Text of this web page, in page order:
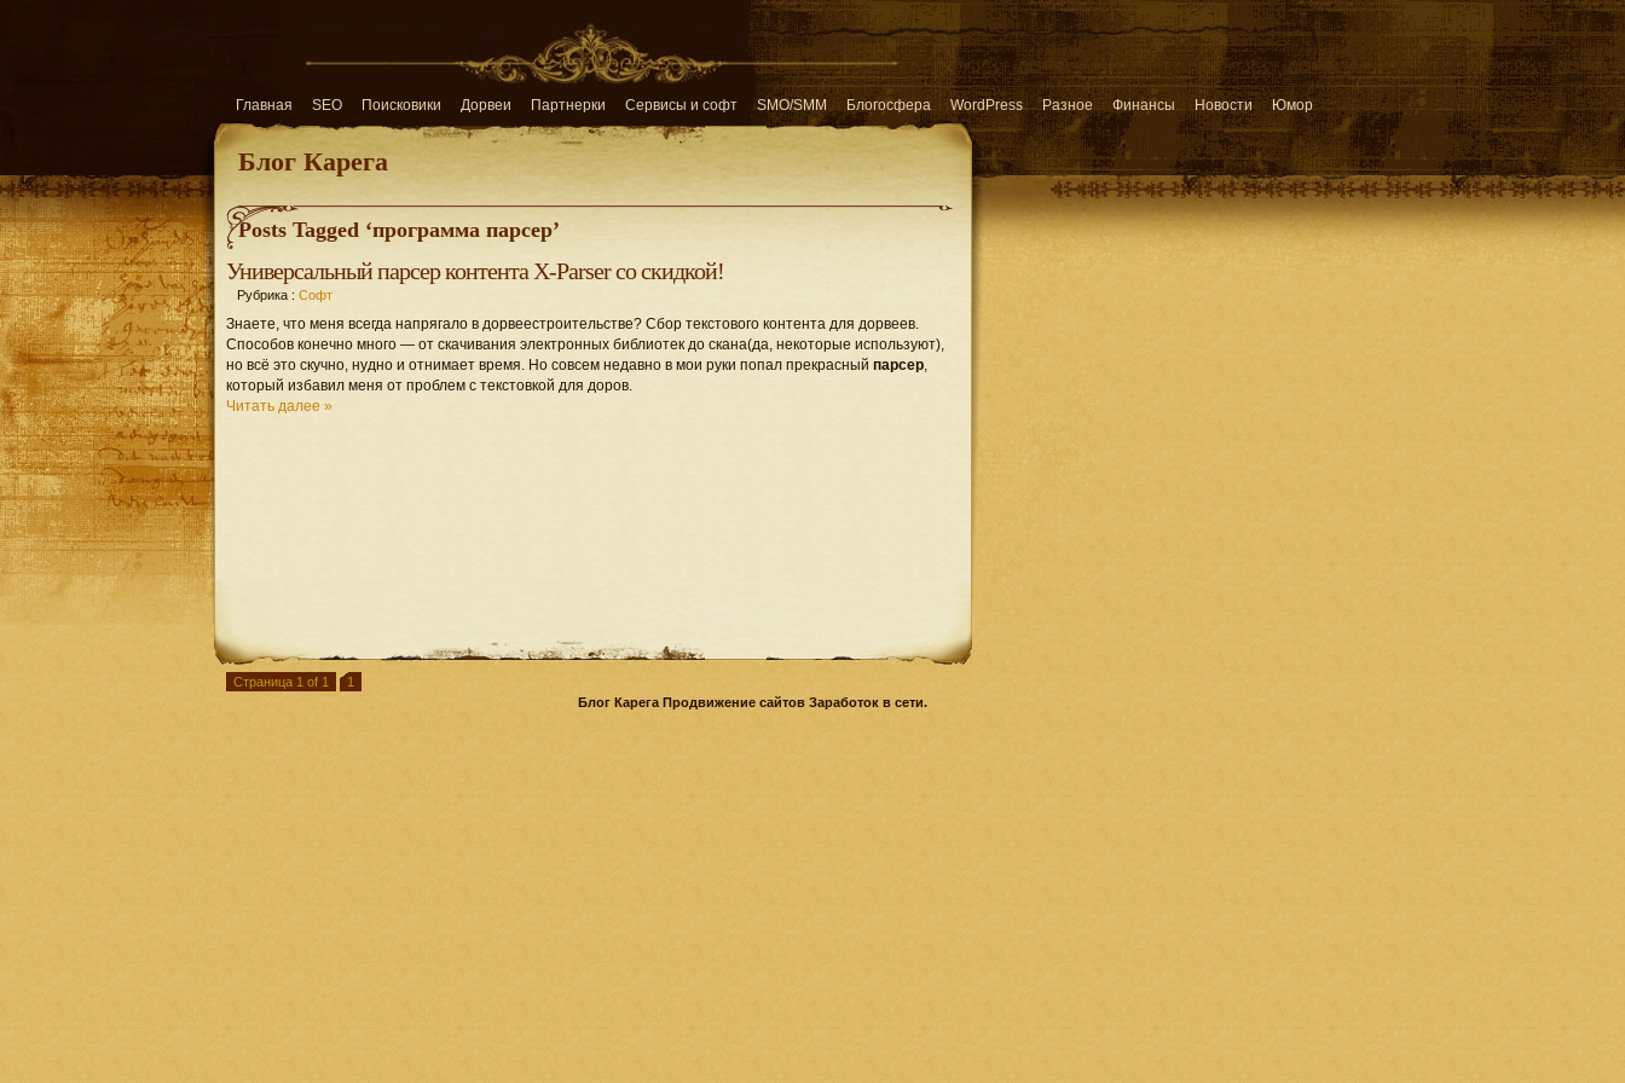
Главная SEO Поисковики Дорвеи Партнерки Сервисы и софт SMO/SMM Блогосфера WordPress Разное Финансы Новости Юмор
Блог Карега
Posts Tagged ‘программа парсер’
Универсальный парсер контента X-Parser со скидкой!
Рубрика : Софт
Знаете, что меня всегда напрягало в дорвеестроительстве? Сбор текстового контента для дорвеев.
Способов конечно много — от скачивания электронных библиотек до скана(да, некоторые используют),
но всё это скучно, нудно и отнимает время. Но совсем недавно в мои руки попал прекрасный парсер,
который избавил меня от проблем с текстовкой для доров.
Читать далее »
Страница 1 of 1
1
Блог Карега Продвижение сайтов Заработок в сети.